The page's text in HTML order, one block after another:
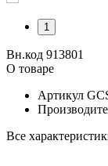
1
Вн.код 913801
О товаре
Артикул
Все